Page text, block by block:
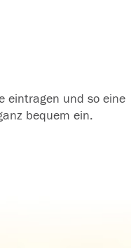
eintragen und so eine
bequem ein.